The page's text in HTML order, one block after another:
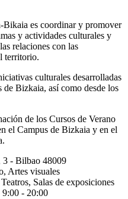
es coordinar y promover
y actividades culturales y
relaciones con las
territorio.
culturales desarrolladas
Bizkaia, así como desde los
de los Cursos de Verano
el Campus de Bizkaia y en el
3 - Bilbao 48009
Artes visuales
Salas de exposiciones
9:00 - 20:00